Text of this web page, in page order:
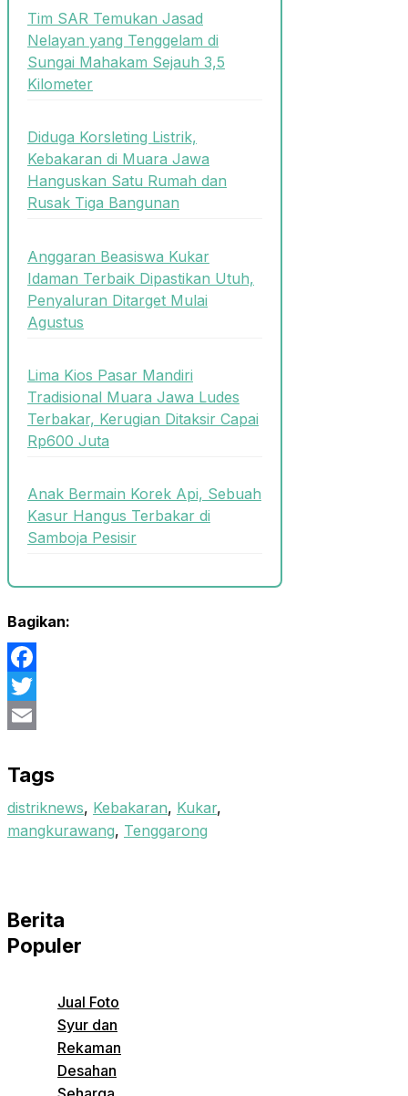
Tim SAR Temukan Jasad
Nelayan yang Tenggelam di
Sungai Mahakam Sejauh 3,5
Kilometer
Diduga Korsleting Listrik,
Kebakaran di Muara Jawa
Hanguskan Satu Rumah dan
Rusak Tiga Bangunan
Anggaran Beasiswa Kukar
Idaman Terbaik Dipastikan Utuh,
Penyaluran Ditarget Mulai
Agustus
Lima Kios Pasar Mandiri
Tradisional Muara Jawa Ludes
Terbakar, Kerugian Ditaksir Capai
Rp600 Juta
Anak Bermain Korek Api, Sebuah
Kasur Hangus Terbakar di
Samboja Pesisir
Bagikan:
Facebook
Twitter
Tags
distriknews, Kebakaran, Kukar,
mangkurawang, Tenggarong
Berita
Populer
Jual Foto
Syur dan
Rekaman
Desahan